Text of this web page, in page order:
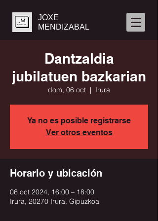
JOXE
MENDIZABAL
Dantzaldia
jubilatuen bazkarian
dom, 06 oct
  |
Irura
Ya no es posible registrarse
Ver otros eventos
Horario y ubicación
06 oct 2024, 16:00 – 18:00
Irura, 20270 Irura, Gipuzkoa